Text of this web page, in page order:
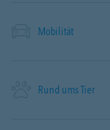
Mobilität
Rund ums Tier